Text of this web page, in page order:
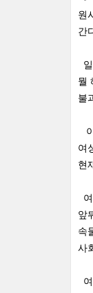
원
간
뭘
불
여
현
앞
속
사